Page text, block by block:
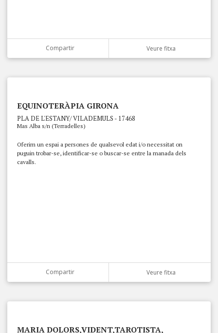
Compartir Veure fitxa
EQUINOTERÀPIA GIRONA
PLA DE L'ESTANY/ VILADEMULS - 17468
Mas Alba s/n (Terradelles)
Oferim un espai a persones de qualsevol edat i/o necessitat on
puguin trobar-se, identificar-se o buscar-se entre la manada dels
cavalls.
Compartir Veure fitxa
MARIA DOLORS,VIDENT,TAROTISTA,